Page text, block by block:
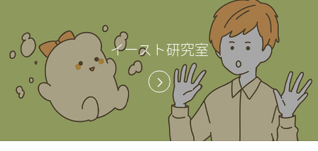
イースト研究室